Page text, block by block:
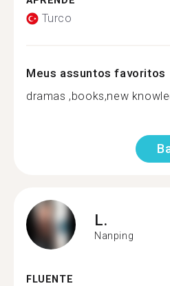
Turco
Meus assuntos favoritos
dramas ,books,new
L.
Nanping
FLUENTE